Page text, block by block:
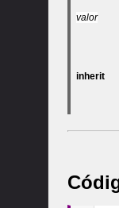
valor
inherit